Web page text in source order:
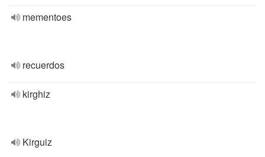
mementoes
recuerdos
kirghiz
Kirguiz